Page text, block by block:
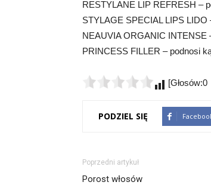
RESTYLANE LIP REFRESH –
STYLAGE SPECIAL LIPS
NEAUVIA ORGANIC
PRINCESS FILLER – podnosi
PODZIEL SIĘ
Poprzedni artykuł
Porost włosów